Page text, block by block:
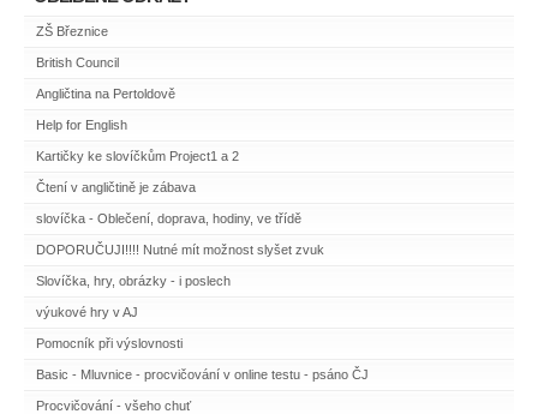
ZŠ Březnice
British Council
Angličtina na Pertoldově
Help for English
Kartičky ke slovíčkům Project1 a 2
Čtení v angličtině je zábava
slovíčka - Oblečení, doprava, hodiny, ve třídě
DOPORUČUJI!!!! Nutné mít možnost slyšet zvuk
Slovíčka, hry, obrázky - i poslech
výukové hry v AJ
Pomocník při výslovnosti
Basic - Mluvnice - procvičování v online testu - psáno ČJ
Procvičování - všeho chuť